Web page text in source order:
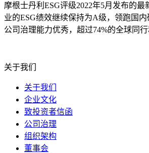
摩根士丹利ESG评级2022年5月发布的最
业的ESG绩效继续保持为A级，领跑国内
公司治理能力优秀，超过74%的全球同行
关于我们
关于我们
企业文化
致投资者信函
公司治理
组织架构
董事会